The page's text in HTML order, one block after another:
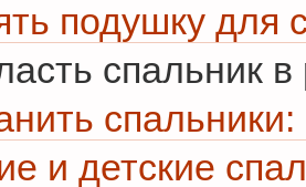
подушку для
спальник
и детские